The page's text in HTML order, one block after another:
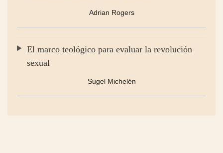
Adrian Rogers
El marco teológico para evaluar la revolución
sexual
Sugel Michelén